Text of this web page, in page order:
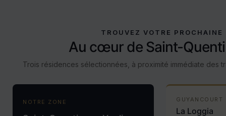
TROUVEZ VOTRE
Au cœur de Saint-
Trois résidences sélectionnées, à proximité immédiate des
NOTRE ZONE GUYANCOURT
La Loggia